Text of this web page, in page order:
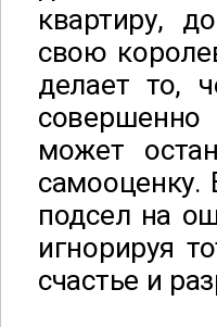
квартиру,
свою
делает то,
может
самооценку.
подсел на
игнорируя
счастье и